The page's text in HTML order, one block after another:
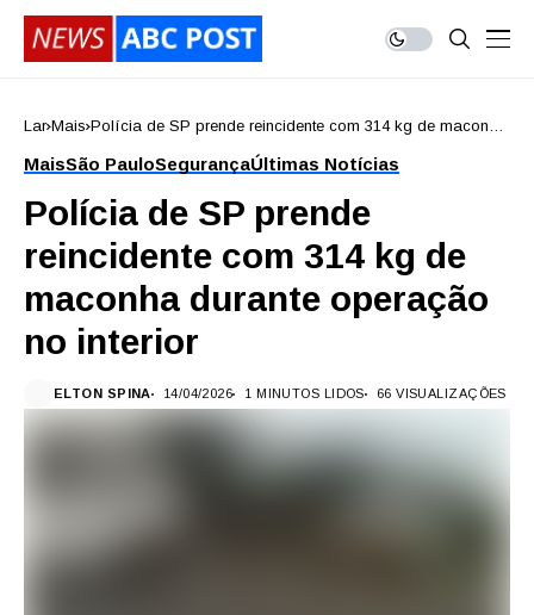
Lar Mais Polícia de SP prende reincidente com 314 kg de maconha
MaisSão PauloSegurançaÚltimas Notícias
Polícia de SP prende
reincidente com 314 kg de
maconha durante operação
no interior
ELTON SPINA 14/04/2026 1 MINUTOS LIDOS 66 VISUALIZAÇÕES